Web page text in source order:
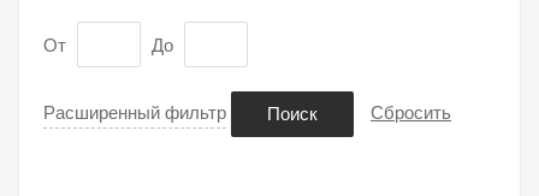
От До
Расширенный фильтр Поиск Сбросить